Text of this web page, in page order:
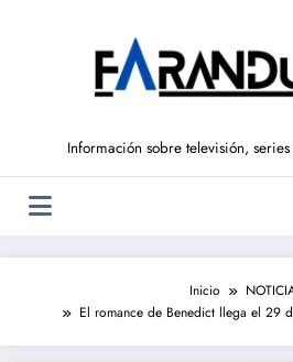
Información sobre televisión,
Inicio
El romance de Benedict llega el 29